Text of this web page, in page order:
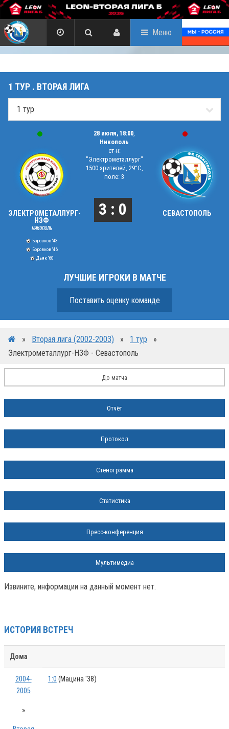
Меню
1 ТУР . ВТОРАЯ ЛИГА
ЭЛЕКТРОМЕТАЛЛУРГ-
НЗФ
НИКОПОЛЬ
Боровков '43
Боровков '46
Дьяк '60
28 июля, 18:00
Никополь
ст-н:
"Электрометаллург"
1500 зрителей, 29°C,
поле: 3
3 : 0 СЕВАСТОПОЛЬ
ЛУЧШИЕ ИГРОКИ В МАТЧЕ
Поставить оценку команде
» Вторая лига (2002-2003) » 1 тур
»
Электрометаллург-НЗФ - Севастополь
До матча
Отчёт
Протокол
Стенограмма
Статистика
Пресс-конференция
Мультимедиа
Извините, информации на данный момент нет.
ИСТОРИЯ ВСТРЕЧ
Дома
2004-
2005
»
1:0 (Мацина '38)